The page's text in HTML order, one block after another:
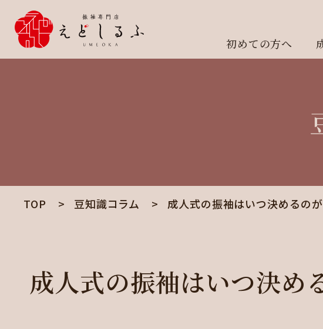
初めての方へ
TOP 豆知識コラム 成人式の振袖はいつ決めるの
成人式の振袖はいつ決め